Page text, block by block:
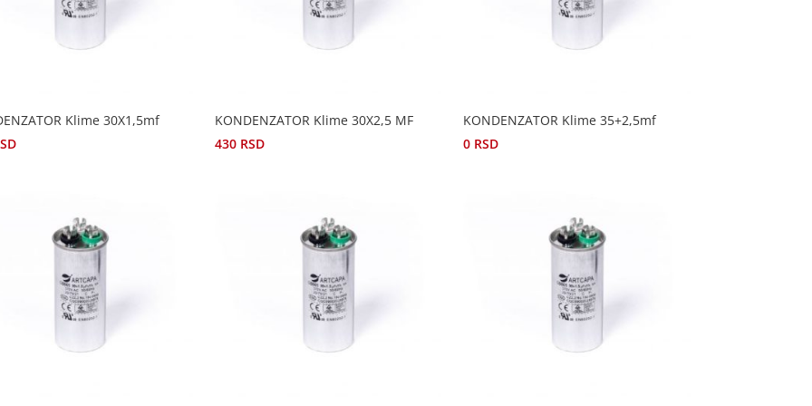
Klime 30X1,5mf
KONDENZATOR Klime 30X2,5 MF
430 RSD
KONDENZATOR Klime 35+2,5mf
0 RSD